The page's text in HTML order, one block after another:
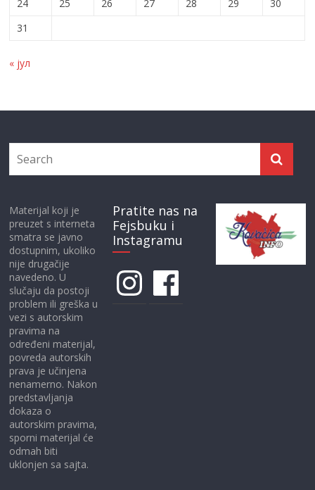
24
25 26 27 28 29
30
31
« јул
Materijal koji je
preuzet s interneta
smatra se javno
dostupnim, ukoliko
nije drugačije
navedeno. U
slučaju da postoji
problem ili greška u
vezi s autorskim
pravima na
određeni materijal,
povreda autorskih
prava je učinjena
nenamerno. Nakon
predstavljanja
dokaza o
autorskim pravima,
sporni materijal će
odmah biti
uklonjen sa sajta.
Pratite nas na
Fejsbuku i
Instagramu
InstagramFacebook